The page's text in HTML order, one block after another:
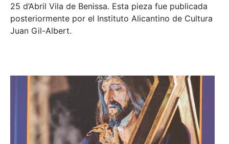
25 d’Abril Vila de Benissa. Esta pieza fue publicada
posteriormente por el Instituto Alicantino de Cultura
Juan Gil-Albert.